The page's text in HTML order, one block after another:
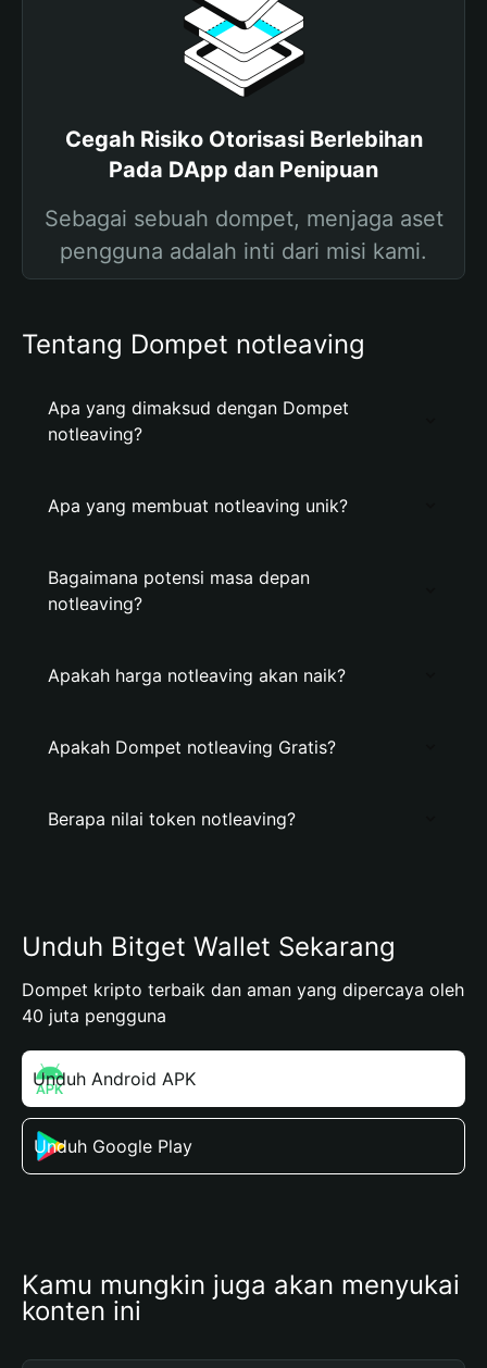
Cegah Risiko Otorisasi Berlebihan
Pada DApp dan Penipuan
Sebagai sebuah dompet, menjaga aset
pengguna adalah inti dari misi kami.
Tentang Dompet notleaving
Apa yang dimaksud dengan Dompet
notleaving?
Apa yang membuat notleaving unik?
Bagaimana potensi masa depan
notleaving?
Apakah harga notleaving akan naik?
Apakah Dompet notleaving Gratis?
Berapa nilai token notleaving?
Unduh Bitget Wallet Sekarang
Dompet kripto terbaik dan aman yang dipercaya oleh
40 juta pengguna
Unduh Android APK
Unduh Google Play
Kamu mungkin juga akan menyukai
konten ini